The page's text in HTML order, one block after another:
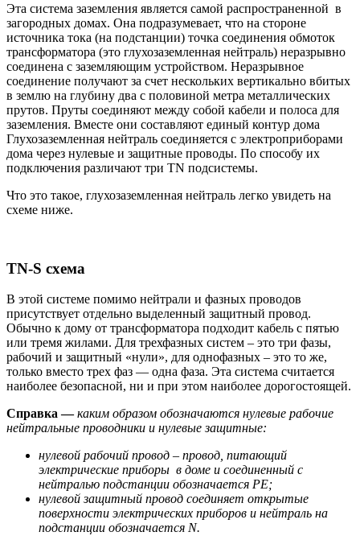
Эта система заземления является самой распространенной в
загородных домах. Она подразумевает, что на стороне
источника тока (на подстанции) точка соединения обмоток
трансформатора (это глухозаземленная нейтраль) неразрывно
соединена с заземляющим устройством. Неразрывное
соединение получают за счет нескольких вертикально вбитых
в землю на глубину два с половиной метра металлических
прутов. Пруты соединяют между собой кабели и полоса для
заземления. Вместе они составляют единый контур дома
Глухозаземленная нейтраль соединяется с электроприборами
дома через нулевые и защитные проводы. По способу их
подключения различают три TN подсистемы.
Что это такое, глухозаземленная нейтраль легко увидеть на
схеме ниже.
TN-S схема
В этой системе помимо нейтрали и фазных проводов
присутствует отдельно выделенный защитный провод.
Обычно к дому от трансформатора подходит кабель с пятью
или тремя жилами. Для трехфазных систем – это три фазы,
рабочий и защитный «нули», для однофазных – это то же,
только вместо трех фаз — одна фаза. Эта система считается
наиболее безопасной, ни и при этом наиболее дорогостоящей.
Справка —каким образом обозначаются нулевые рабочие
нейтральные проводники и нулевые защитные:
нулевой рабочий провод – провод, питающий
электрические приборы в доме и соединенный с
нейтралью подстанции обозначается PE;
нулевой защитный провод соединяет открытые
поверхности электрических приборов и нейтраль на
подстанции обозначается N.